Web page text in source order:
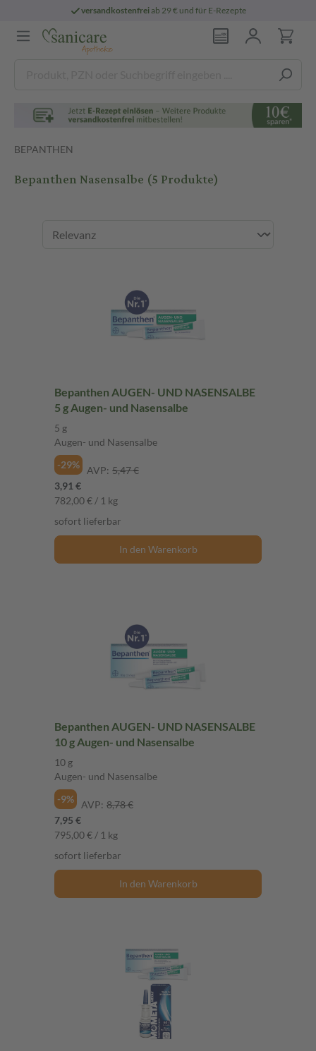
versandkostenfreiab 29 € und für E-Rezepte
BEPANTHEN
Bepanthen Nasensalbe (5 Produkte)
Bepanthen AUGEN- UND NASENSALBE
5 g Augen- und Nasensalbe
5 g
Augen- und Nasensalbe
-29%
AVP: 5,47 €
3,91 €
782,00 € / 1 kg
sofort lieferbar
In den Warenkorb
Bepanthen AUGEN- UND NASENSALBE
10 g Augen- und Nasensalbe
10 g
Augen- und Nasensalbe
-9%
AVP: 8,78 €
7,95 €
795,00 € / 1 kg
sofort lieferbar
In den Warenkorb